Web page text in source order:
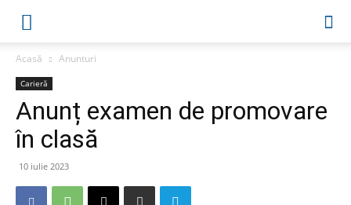
Acasă Anunturi
Carieră
Anunț examen de promovare
în clasă
10 iulie 2023